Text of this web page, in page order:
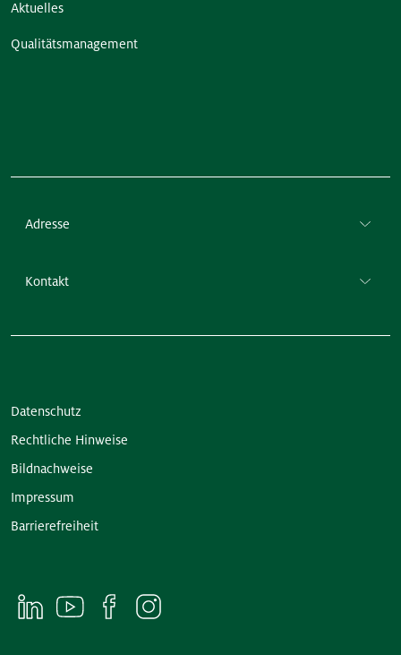
Aktuelles
Qualitätsmanagement
Adresse
Kontakt
Datenschutz
Rechtliche Hinweise
Bildnachweise
Impressum
Barrierefreiheit